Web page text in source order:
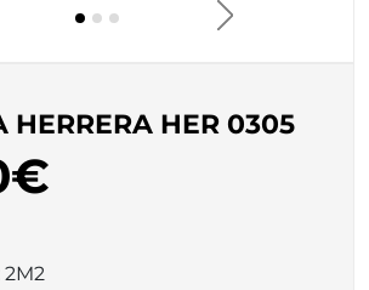
HERRERA HER 0305
2M2